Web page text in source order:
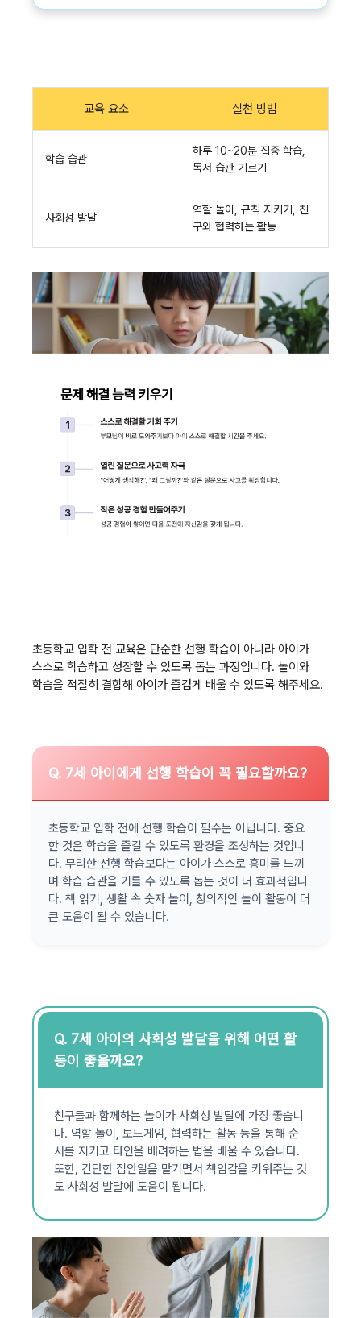
교육 요소 실천 방법
학습 습관
하루 10~20분 집중 학습,
독서 습관 기르기
사회성 발달
역할 놀이, 규칙 지키기, 친
구와 협력하는 활동
초등학교 입학 전 교육은 단순한 선행 학습이 아니라 아이가
스스로 학습하고 성장할 수 있도록 돕는 과정입니다. 놀이와
학습을 적절히 결합해 아이가 즐겁게 배울 수 있도록 해주세요.
Q. 7세 아이에게 선행 학습이 꼭 필요할까요?
초등학교 입학 전에 선행 학습이 필수는 아닙니다. 중요
한 것은 학습을 즐길 수 있도록 환경을 조성하는 것입니
다. 무리한 선행 학습보다는 아이가 스스로 흥미를 느끼
며 학습 습관을 기를 수 있도록 돕는 것이 더 효과적입니
다. 책 읽기, 생활 속 숫자 놀이, 창의적인 놀이 활동이 더
큰 도움이 될 수 있습니다.
Q. 7세 아이의 사회성 발달을 위해 어떤 활
동이 좋을까요?
친구들과 함께하는 놀이가 사회성 발달에 가장 좋습니
다. 역할 놀이, 보드게임, 협력하는 활동 등을 통해 순
서를 지키고 타인을 배려하는 법을 배울 수 있습니다.
또한, 간단한 집안일을 맡기면서 책임감을 키워주는 것
도 사회성 발달에 도움이 됩니다.